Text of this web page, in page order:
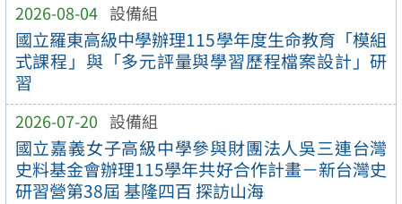
2026-08-04 設備組
國立羅東高級中學辦理115學年度生命教育「模組
式課程」與「多元評量與學習歷程檔案設計」研
習
2026-07-20 設備組
國立嘉義女子高級中學參與財團法人吳三連台灣
史料基金會辦理115學年共好合作計畫－新台灣史
研習營第38屆 基隆四百 探訪山海